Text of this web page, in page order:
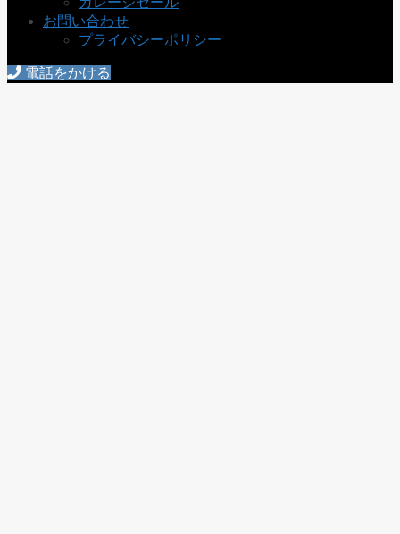
お問い合わせ
プライバシーポリシー
電話をかける